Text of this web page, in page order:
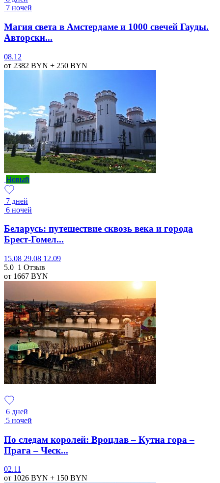
7 ночей
Магия света в Амстердаме и 1000 свечей Гауды.
Авторски...
08.12
от 2382 BYN + 250 BYN
Новый
7 дней
6 ночей
Беларусь: путешествие сквозь века и города
Брест-Гомел...
15.08 29.08 12.09
5.0 1 Отзыв
от 1667 BYN
6 дней
5 ночей
По следам королей: Вроцлав – Кутна гора –
Прага – Ческ...
02.11
от 1026 BYN + 150 BYN